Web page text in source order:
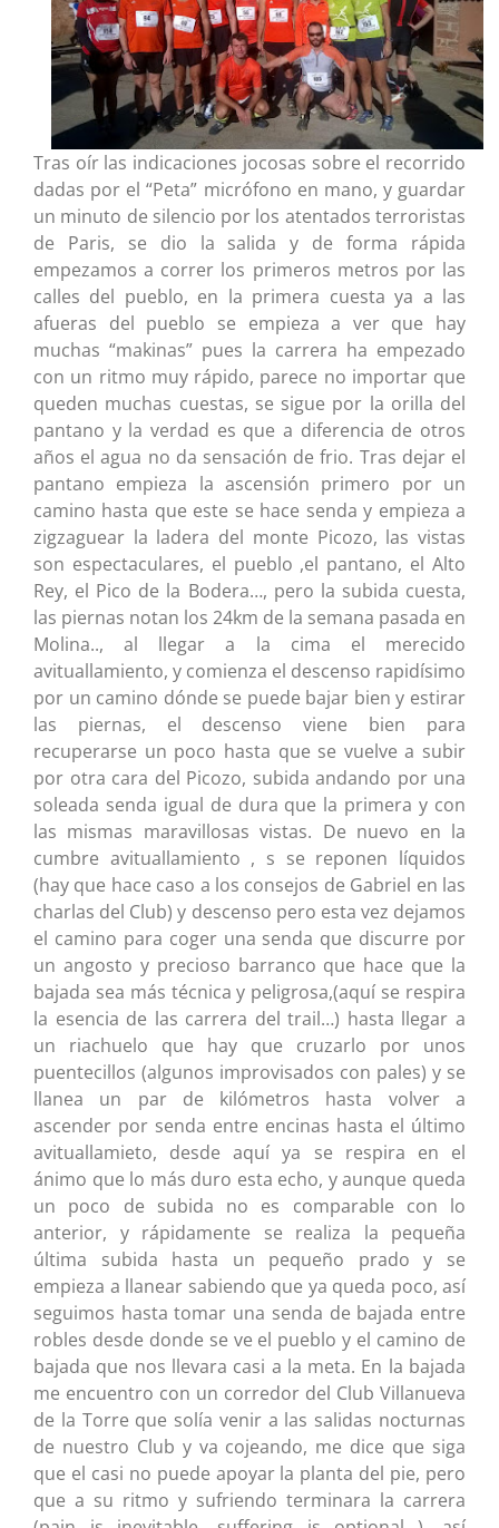
Tras oír las indicaciones jocosas sobre el recorrido
dadas por el “Peta” micrófono en mano, y guardar
un minuto de silencio por los atentados terroristas
de Paris, se dio la salida y de forma rápida
empezamos a correr los primeros metros por las
calles del pueblo, en la primera cuesta ya a las
afueras del pueblo se empieza a ver que hay
muchas “makinas” pues la carrera ha empezado
con un ritmo muy rápido, parece no importar que
queden muchas cuestas, se sigue por la orilla del
pantano y la verdad es que a diferencia de otros
años el agua no da sensación de frio. Tras dejar el
pantano empieza la ascensión primero por un
camino hasta que este se hace senda y empieza a
zigzaguear la ladera del monte Picozo, las vistas
son espectaculares, el pueblo ,el pantano, el Alto
Rey, el Pico de la Bodera…, pero la subida cuesta,
las piernas notan los 24km de la semana pasada en
Molina.., al llegar a la cima el merecido
avituallamiento, y comienza el descenso rapidísimo
por un camino dónde se puede bajar bien y estirar
las piernas, el descenso viene bien para
recuperarse un poco hasta que se vuelve a subir
por otra cara del Picozo, subida andando por una
soleada senda igual de dura que la primera y con
las mismas maravillosas vistas. De nuevo en la
cumbre avituallamiento , s se reponen líquidos
(hay que hace caso a los consejos de Gabriel en las
charlas del Club) y descenso pero esta vez dejamos
el camino para coger una senda que discurre por
un angosto y precioso barranco que hace que la
bajada sea más técnica y peligrosa,(aquí se respira
la esencia de las carrera del trail…) hasta llegar a
un riachuelo que hay que cruzarlo por unos
puentecillos (algunos improvisados con pales) y se
llanea un par de kilómetros hasta volver a
ascender por senda entre encinas hasta el último
avituallamieto, desde aquí ya se respira en el
ánimo que lo más duro esta echo, y aunque queda
un poco de subida no es comparable con lo
anterior, y rápidamente se realiza la pequeña
última subida hasta un pequeño prado y se
empieza a llanear sabiendo que ya queda poco, así
seguimos hasta tomar una senda de bajada entre
robles desde donde se ve el pueblo y el camino de
bajada que nos llevara casi a la meta. En la bajada
me encuentro con un corredor del Club Villanueva
de la Torre que solía venir a las salidas nocturnas
de nuestro Club y va cojeando, me dice que siga
que el casi no puede apoyar la planta del pie, pero
que a su ritmo y sufriendo terminara la carrera